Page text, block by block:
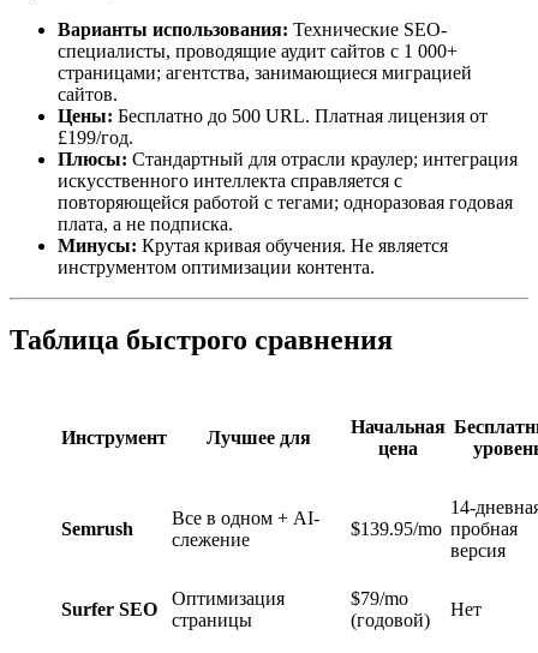
Варианты использования: Технические SEO-
специалисты, проводящие аудит сайтов с 1 000+
страницами; агентства, занимающиеся миграцией
сайтов.
Цены: Бесплатно до 500 URL. Платная лицензия от
£199/год.
Плюсы: Стандартный для отрасли краулер; интеграция
искусственного интеллекта справляется с
повторяющейся работой с тегами; одноразовая годовая
плата, а не подписка.
Минусы: Крутая кривая обучения. Не является
инструментом оптимизации контента.
Таблица быстрого сравнения
Инструмент Лучшее для
Начальная
цена
Semrush
Все в одном + AI-
слежение
$139.95/mo
14-
пробная
версия
Surfer SEO
Оптимизация
страницы
$79/mo
(годовой)
Нет